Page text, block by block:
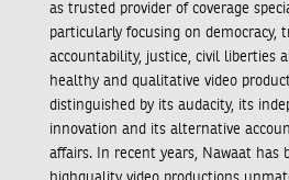
as trusted provider of coverage
particularly focusing on democracy,
accountability, justice, civil liberties
healthy and qualitative video
distinguished by its audacity, its
innovation and its alternative
affairs. In recent years, Nawaat has